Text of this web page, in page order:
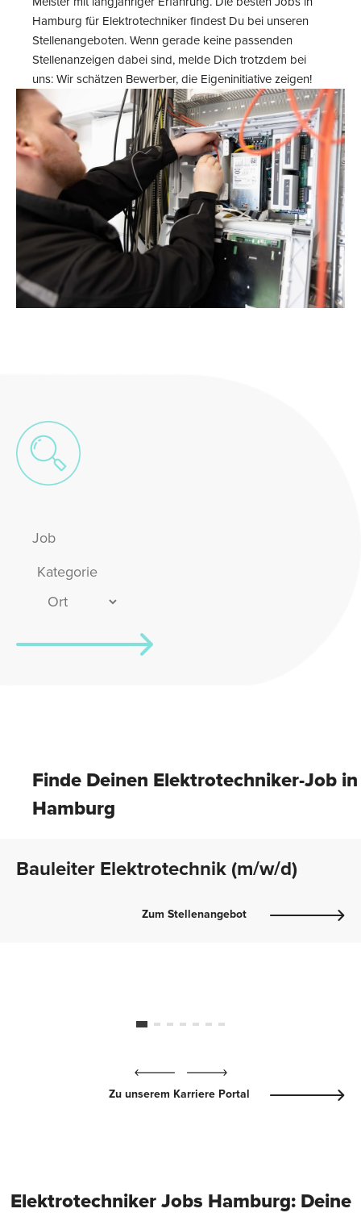
Hamburg für Elektrotechniker findest Du bei unseren
Stellenangeboten. Wenn gerade keine passenden
Stellenanzeigen dabei sind, melde Dich trotzdem bei
uns: Wir schätzen Bewerber, die Eigeninitiative zeigen!
Finde Deinen Elektrotechniker-Job in
Hamburg
Bauleiter Elektrotechnik (m/w/d)
Zum Stellenangebot
Zu unserem Karriere Portal
Elektrotechniker Jobs Hamburg: Deine